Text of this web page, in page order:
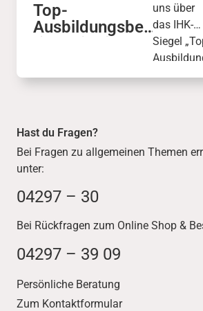
Top-
Ausbildungsbet
dodenhof aus
uns über
das IHK-
Siegel
betrieb“:
Hast du Fragen?
Bei Fragen zu allgemeinen Themen
unter:
04297 – 30
Bei Rückfragen zum Online Shop &
04297 – 39 09
Persönliche Beratung
Zum Kontaktformular